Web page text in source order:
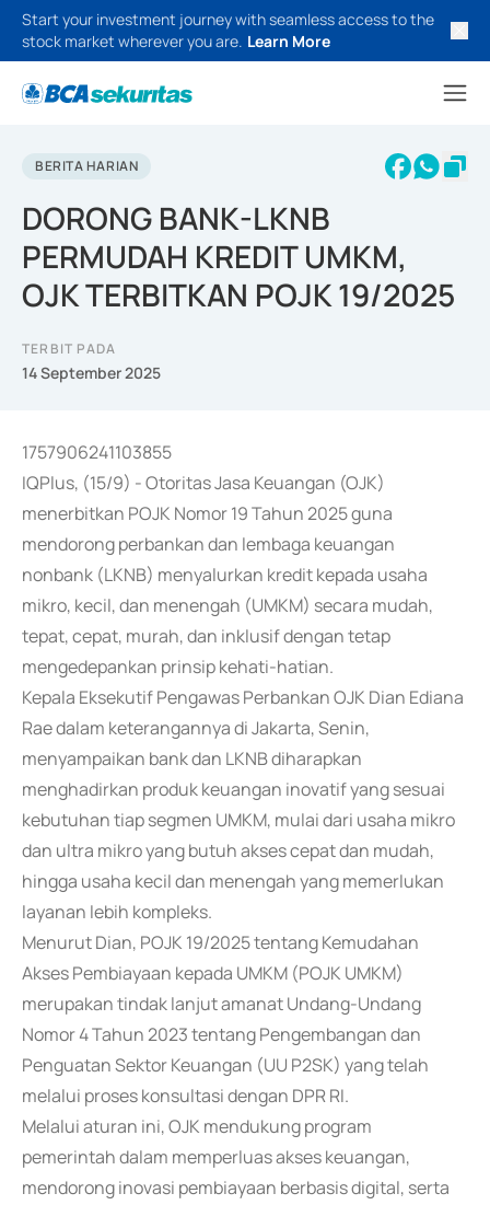
Start your investment journey with seamless access to the
stock market wherever you are. Learn More
BERITA HARIAN
DORONG BANK-LKNB
PERMUDAH KREDIT UMKM,
OJK TERBITKAN POJK 19/2025
TERBIT PADA
14 September 2025
1757906241103855
IQPlus, (15/9) - Otoritas Jasa Keuangan (OJK)
menerbitkan POJK Nomor 19 Tahun 2025 guna
mendorong perbankan dan lembaga keuangan
nonbank (LKNB) menyalurkan kredit kepada usaha
mikro, kecil, dan menengah (UMKM) secara mudah,
tepat, cepat, murah, dan inklusif dengan tetap
mengedepankan prinsip kehati-hatian.
Kepala Eksekutif Pengawas Perbankan OJK Dian Ediana
Rae dalam keterangannya di Jakarta, Senin,
menyampaikan bank dan LKNB diharapkan
menghadirkan produk keuangan inovatif yang sesuai
kebutuhan tiap segmen UMKM, mulai dari usaha mikro
dan ultra mikro yang butuh akses cepat dan mudah,
hingga usaha kecil dan menengah yang memerlukan
layanan lebih kompleks.
Menurut Dian, POJK 19/2025 tentang Kemudahan
Akses Pembiayaan kepada UMKM (POJK UMKM)
merupakan tindak lanjut amanat Undang-Undang
Nomor 4 Tahun 2023 tentang Pengembangan dan
Penguatan Sektor Keuangan (UU P2SK) yang telah
melalui proses konsultasi dengan DPR RI.
Melalui aturan ini, OJK mendukung program
pemerintah dalam memperluas akses keuangan,
mendorong inovasi pembiayaan berbasis digital, serta